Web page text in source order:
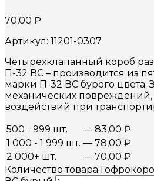
70,00 ₽
Артикул: 11201-0307
Четырехклапанный короб
П-32 ВС – производится из
марки П-32 ВС бурого цвета.
механических
воздействий при
500 - 999 шт.
— 83,00 ₽
1 000 - 1 999 шт. — 78,00 ₽
2 000+ шт.
— 70,00 ₽
Количество товара